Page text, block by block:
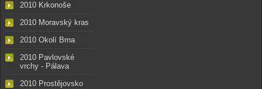
2010 Krkonoše
2010 Moravský kras
2010 Okolí Brna
2010 Pavlovské
vrchy - Pálava
2010 Prostějovsko